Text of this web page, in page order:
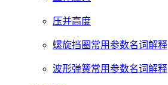
压并高度
螺旋挡圈常用参数名词解释
波形弹簧常用参数名词解释